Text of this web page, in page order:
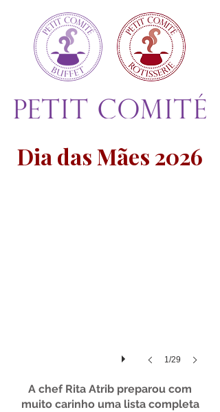
Dia das Mães 2026
1/29
A chef Rita Atrib preparou com
muito carinho uma lista completa